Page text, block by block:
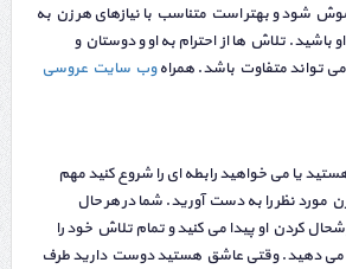
شود و بهتر است متناسب با نیازهای هر زن به
باشید. تلاش ها از احترام به او و دوستان و
می تواند متفاوت باشد. همراهوب سایت عروسی
یا می خواهید رابطه ای را شروع کنید مهم
مورد نظر را به دست آورید. شما در هر حال
کردن او پیدا می کنید و تمام تلاش خود را
می دهید. وقتی عاشق هستید دوست دارید طرف